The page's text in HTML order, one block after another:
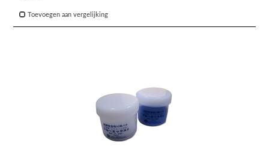
Toevoegen aan vergelijking